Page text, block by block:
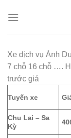
Xe dịch vụ Ánh
7 chỗ 16 chỗ ….
trước giá
Tuyến xe
Chu Lai – Sa
Kỳ